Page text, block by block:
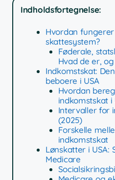
Indholdsfortegnelse:
Hvordan
skattesystem?
Føderale,
Hvad de er,
Indkomstskat:
beboere i USA
Hvordan
indkomstskat i
Intervaller for
(2025)
Forskelle
indkomstskat
Lønskatter i USA:
Medicare